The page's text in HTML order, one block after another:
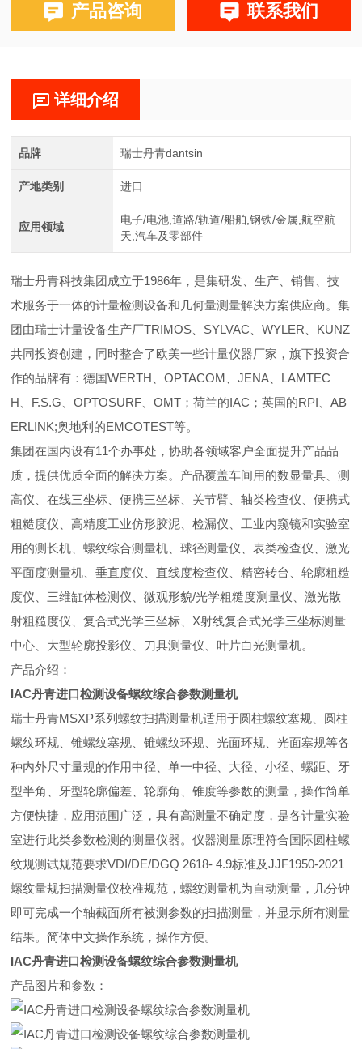
产品咨询 联系我们
详细介绍
品牌 瑞士丹青dantsin
产地类别 进口
应用领域
电子/电池,道路/轨道/船舶,钢铁/金属,航空航
天,汽车及零部件
瑞士丹青科技集团成立于1986年，是集研发、生产、销售、技
术服务于一体的计量检测设备和几何量测量解决方案供应商。集
团由瑞士计量设备生产厂TRIMOS、SYLVAC、WYLER、KUNZ
共同投资创建，同时整合了欧美一些计量仪器厂家，旗下投资合
作的品牌有：德国WERTH、OPTACOM、JENA、LAMTEC
H、F.S.G、OPTOSURF、OMT；荷兰的IAC；英国的RPI、AB
ERLINK;奥地利的EMCOTEST等。
集团在国内设有11个办事处，协助各领域客户全面提升产品品
质，提供优质全面的解决方案。产品覆盖车间用的数显量具、测
高仪、在线三坐标、便携三坐标、关节臂、轴类检查仪、便携式
粗糙度仪、高精度工业仿形胶泥、检漏仪、工业内窥镜和实验室
用的测长机、螺纹综合测量机、球径测量仪、表类检查仪、激光
平面度测量机、垂直度仪、直线度检查仪、精密转台、轮廓粗糙
度仪、三维缸体检测仪、微观形貌/光学粗糙度测量仪、激光散
射粗糙度仪、复合式光学三坐标、X射线复合式光学三坐标测量
中心、大型轮廓投影仪、刀具测量仪、叶片白光测量机。
产品介绍：
IAC丹青进口检测设备螺纹综合参数测量机
瑞士丹青MSXP系列螺纹扫描测量机适用于圆柱螺纹塞规、圆柱
螺纹环规、锥螺纹塞规、锥螺纹环规、光面环规、光面塞规等各
种内外尺寸量规的作用中径、单一中径、大径、小径、螺距、牙
型半角、牙型轮廓偏差、轮廓角、锥度等参数的测量，操作简单
方便快捷，应用范围广泛，具有高测量不确定度，是各计量实验
室进行此类参数检测的测量仪器。仪器测量原理符合国际圆柱螺
纹规测试规范要求VDI/DE/DGQ 2618- 4.9标准及JJF1950-2021
螺纹量规扫描测量仪校准规范，螺纹测量机为自动测量，几分钟
即可完成一个轴截面所有被测参数的扫描测量，并显示所有测量
结果。简体中文操作系统，操作方便。
IAC丹青进口检测设备螺纹综合参数测量机
产品图片和参数：